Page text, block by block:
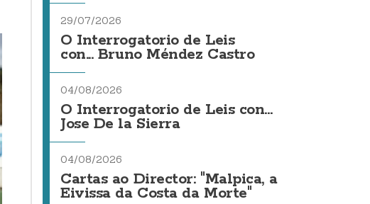
29/07/2026
O Interrogatorio de Leis
con... Bruno Méndez Castro
04/08/2026
O Interrogatorio de Leis con...
Jose De la Sierra
04/08/2026
Cartas ao Director: "Malpica, a
Eivissa da Costa da Morte"